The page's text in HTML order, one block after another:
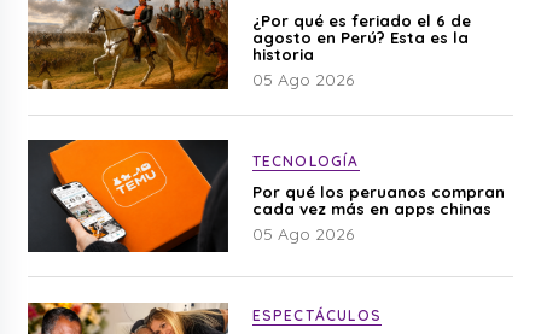
¿Por qué es feriado el 6 de
agosto en Perú? Esta es la
historia
05 Ago 2026
TECNOLOGÍA
Por qué los peruanos compran
cada vez más en apps chinas
05 Ago 2026
ESPECTÁCULOS